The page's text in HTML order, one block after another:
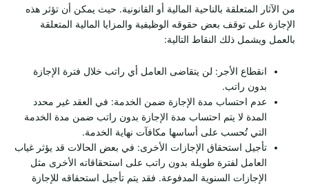
من الآثار المتعلقة بالناحية المالية أو القانونية. حيث يمكن أن تؤثر هذه
الإجازة على توقف بعض حقوقه الوظيفية والمزايا المالية المتعلقة
بالعمل ويشمل ذلك النقاط التالية:
انقطاع الأجر: لن يتقاضى العامل أي راتب خلال فترة الإجازة
بدون راتب.
عدم احتساب مدة الإجازة ضمن الخدمة: في العقد غير محدد
المدة لا يتم احتساب مدة الإجازة بدون راتب ضمن مدة الخدمة
التي تُحسب على أساسها مكافآت نهاية الخدمة.
تأجيل استحقاق الإجازات الأخرى: في بعض الحالات قد يؤثر غياب
العامل لفترة طويلة بدون راتب على استحقاقاته الأخرى مثل
الإجازات السنوية المدفوعة. فقد يتم تأجيل استحقاقه للإجازة